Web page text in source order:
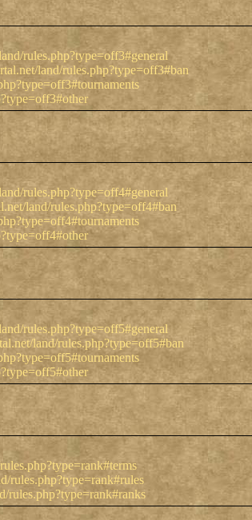
rules.php?type=off3#general
land/rules.php?type=off3#ban
rules.php?type=off4#general
land/rules.php?type=off4#ban
rules.php?type=off5#general
land/rules.php?type=off5#ban
rules.php?type=rank#rules
rules.php?type=rank#ranks